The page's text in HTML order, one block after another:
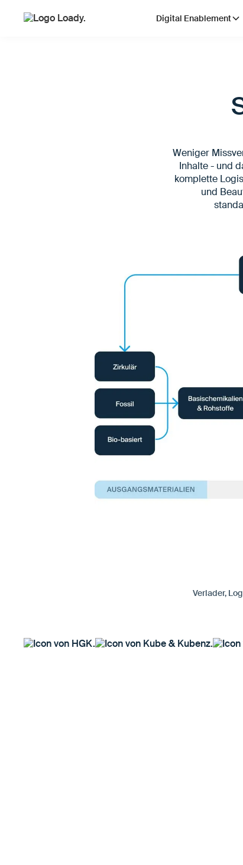
Digital Enablement
Weniger
Inhalte - und
komplette
und
Verlader,